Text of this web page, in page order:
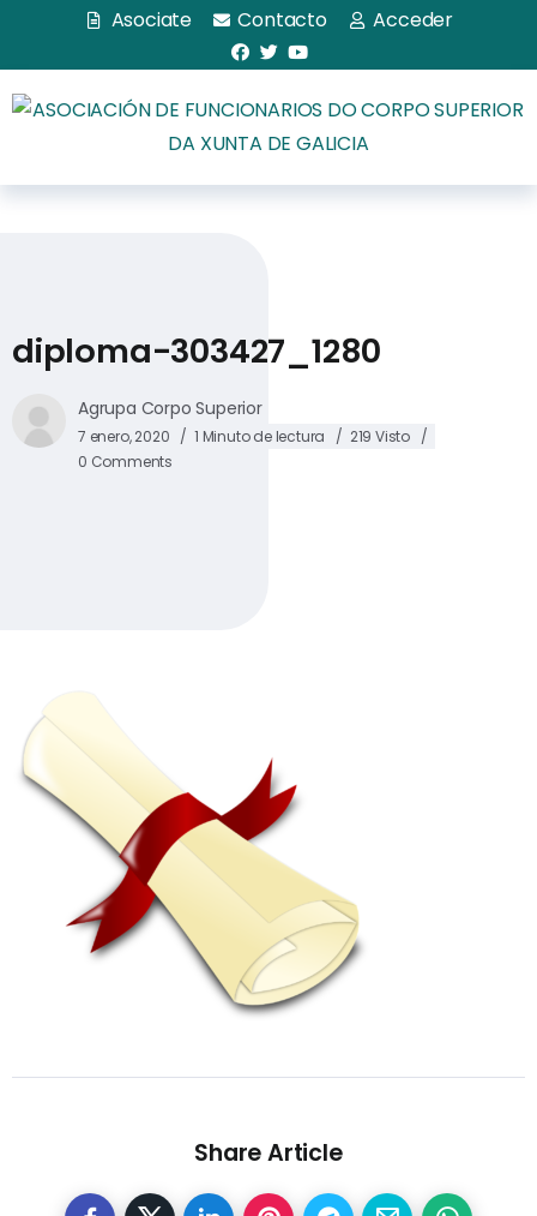
Asociate Contacto Acceder
diploma-303427_1280
Agrupa Corpo Superior
7 enero, 2020 1 Minuto de lectura
219 Visto
0 Comments
Share Article